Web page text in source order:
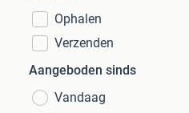
Ophalen
Verzenden
Aangeboden sinds
Vandaag